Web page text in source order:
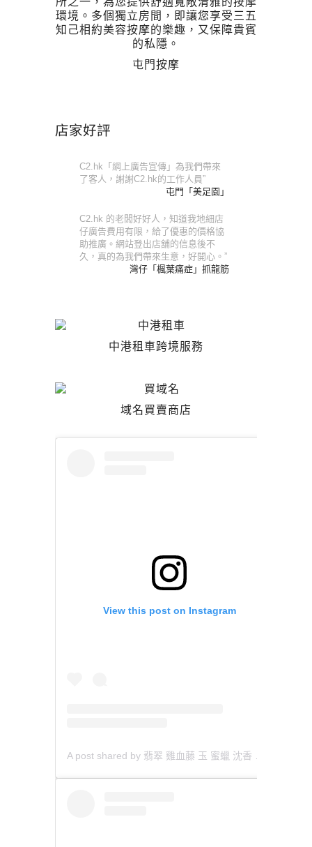
屯門按摩
店家好評
C2.hk「網上廣告宣傳」為我們帶來
了客人，謝謝C2.hk的工作人員”
屯門「美足園」
C2.hk 的老闆好好人，知道我地細店
仔廣告費用有限，給了優惠的價格協
助推廣。網站登出店舖的信息後不
久，真的為我們帶來生意，好開心。”
灣仔「楓葉痛症」抓龍筋
中港租車跨境服務
域名買賣商店
View this post on Instagram